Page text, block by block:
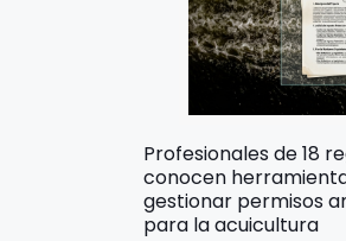
Profesionales de 18
conocen
gestionar permisos
para la acuicultura